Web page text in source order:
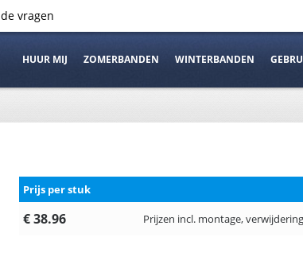
vragen
HUUR MIJ ZOMERBANDEN WINTERBANDEN
Prijs per stuk
€ 38.96 Prijzen incl. montage,